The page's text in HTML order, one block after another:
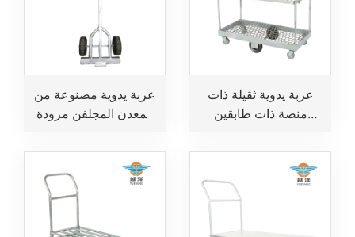
عربة يدوية مصنوعة من
المعدن المجلفن مزودة
لأغراض البناء
عربة يدوية ثقيلة ذات
منصة ذات طابقين
للمواقع التجارية
والمستودعات